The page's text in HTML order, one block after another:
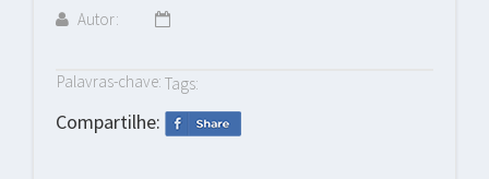
Autor:
Palavras-chave: Tags:
Compartilhe: